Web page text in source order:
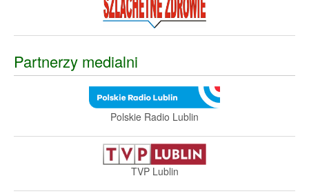
Partnerzy medialni
Polskie Radio Lublin
TVP Lublin